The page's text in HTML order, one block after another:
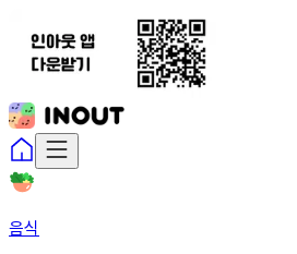
음식